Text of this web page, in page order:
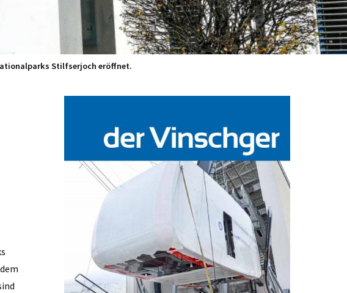
Stilfserjoch eröffnet.